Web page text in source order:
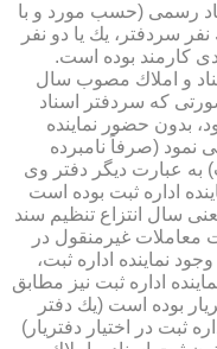
دفاتر اسناد رسمی (حسب مورد و با
سردفتر، یك یا دو نفر
كارمند بوده است.
و املاك مصوب سال
۱۳۱۰ تا سال ۱۳۱۶، در صورتی كه سردفتر اسناد
بدون حضور نماینده
نمود (صرفاً نامبرده
به عبارت دیگر دفتر وی
اداره ثبت بوده است
این تاریخ به بعد، (ازسال ۱۳۱۶، یعنی سال انتزاع تنظیم سند
معاملات غیرمنقول در
نماینده اداره ثبت،
اداره ثبت نیز مطابق
بوده است (یك دفتر
ثبت در اختیار دفتریار)